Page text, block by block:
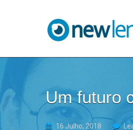
Blog NewLentes
Um futuro
16 Julho, 2018